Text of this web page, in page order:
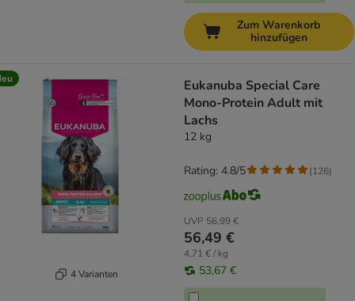
Zum Warenkorb
hinzufügen
4 Varianten
Eukanuba Special Care
Mono-Protein Adult mit
Lachs
12 kg
UVP 56,99 €
56,49 €
4,71 € / kg
53,67 €
Rating: 4.8/5 (126)